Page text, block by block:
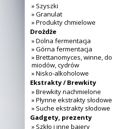
» Szyszki
» Granulat
» Produkty chmielowe
Drożdże
» Dolna fermentacja
» Górna fermentacja
» Brettanomyces, winne, do
miodów, cydrów
» Nisko-alkoholowe
Ekstrakty / Brewkity
» Brewkity nachmielone
» Płynne ekstrakty słodowe
» Suche ekstrakty słodowe
Gadgety, prezenty
» Szkło i inne bajery